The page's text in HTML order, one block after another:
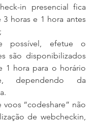
in presencial fica
horas e 1 hora antes
possível, efetue o
são disponibilizados
1 hora para o horário
dependendo da
voos “codeshare” não
de webcheckin,